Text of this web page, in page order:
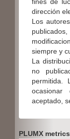
dirección
Los
siempre y
La
no
permitida.
aceptado,
PLUMX metrics